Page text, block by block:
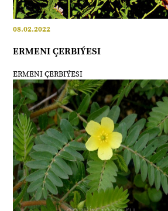
08.02.2022
ERMENI ÇERBIÝESI
ERMENI ÇERBIÝESI